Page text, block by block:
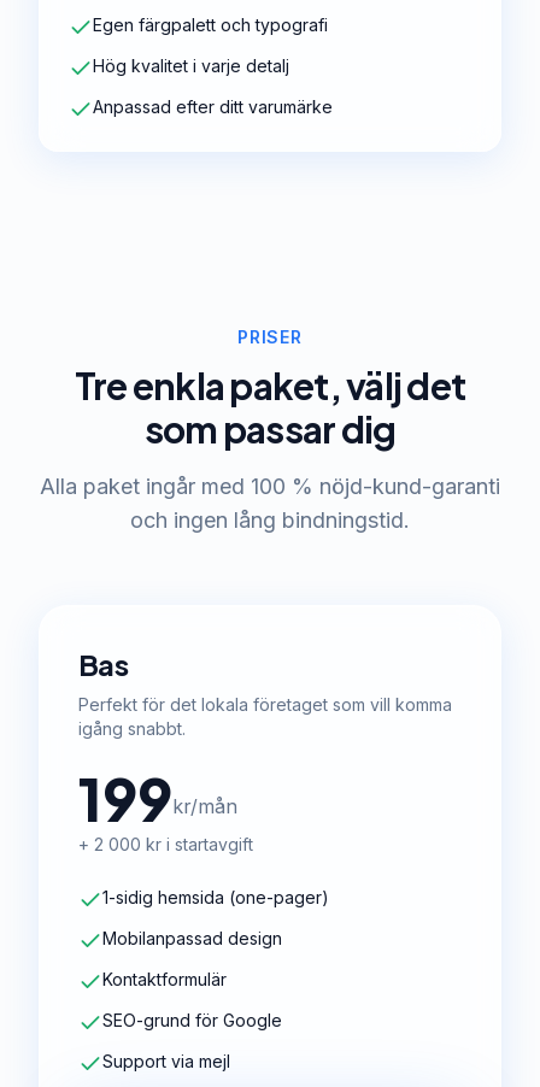
Egen färgpalett och typografi
Hög kvalitet i varje detalj
Anpassad efter ditt varumärke
PRISER
Tre enkla paket, välj det
som passar dig
Alla paket ingår med 100 % nöjd-kund-garanti
och ingen lång bindningstid.
Bas
Perfekt för det lokala företaget som vill komma
igång snabbt.
199kr/mån
+ 2 000 kr i startavgift
1-sidig hemsida (one-pager)
Mobilanpassad design
Kontaktformulär
SEO-grund för Google
Support via mejl